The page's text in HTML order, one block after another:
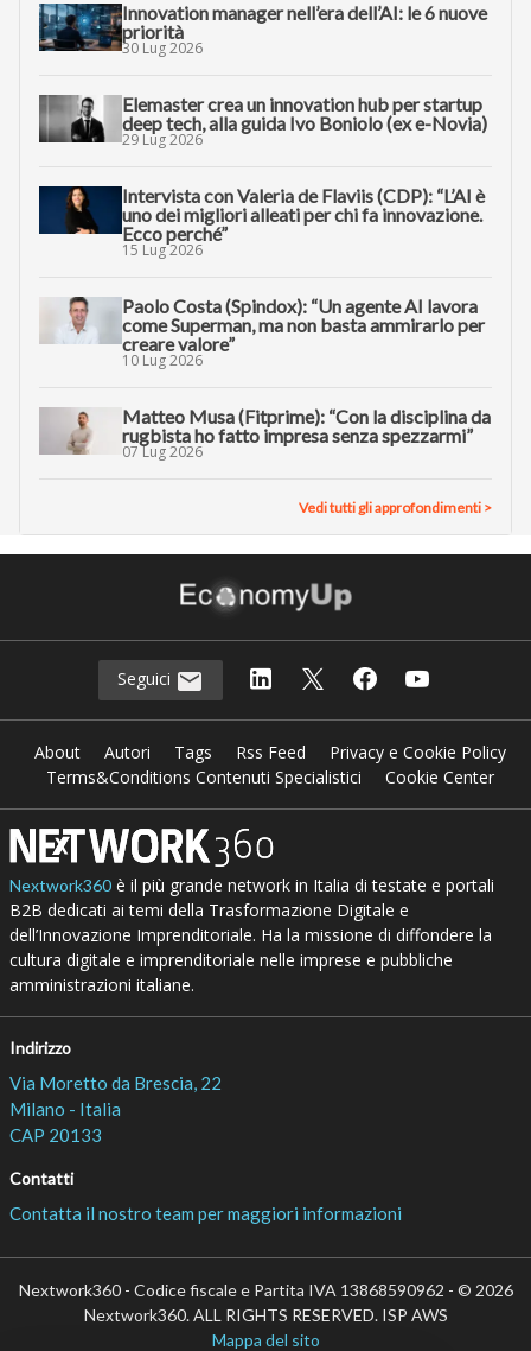
Innovation manager nell’era dell’AI: le 6 nuove
priorità
30 Lug 2026
Elemaster crea un innovation hub per startup
deep tech, alla guida Ivo Boniolo (ex e-Novia)
29 Lug 2026
Intervista con Valeria de Flaviis (CDP): “L’AI è
uno dei migliori alleati per chi fa innovazione.
Ecco perché”
15 Lug 2026
Paolo Costa (Spindox): “Un agente AI lavora
come Superman, ma non basta ammirarlo per
creare valore”
10 Lug 2026
Matteo Musa (Fitprime): “Con la disciplina da
rugbista ho fatto impresa senza spezzarmi”
07 Lug 2026
Vedi tutti gli approfondimenti >
Seguici
About Autori Tags Rss Feed
Privacy e Cookie Policy
Terms&Conditions Contenuti Specialistici
Cookie Center
Nextwork360è il più grande network in Italia di testate e portali
B2B dedicati ai temi della Trasformazione Digitale e
dell’Innovazione Imprenditoriale. Ha la missione di diffondere la
cultura digitale e imprenditoriale nelle imprese e pubbliche
amministrazioni italiane.
Indirizzo
Via Moretto da Brescia, 22
Milano - Italia
CAP 20133
Contatti
Contatta il nostro team per maggiori informazioni
Nextwork360 - Codice fiscale e Partita IVA 13868590962 - © 2026
Nextwork360. ALL RIGHTS RESERVED. ISP AWS
Mappa del sito